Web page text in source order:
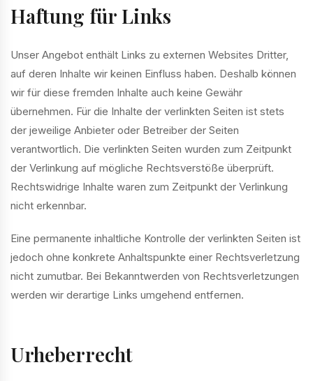
Haftung für Links
Unser Angebot enthält Links zu externen Websites Dritter,
auf deren Inhalte wir keinen Einfluss haben. Deshalb können
wir für diese fremden Inhalte auch keine Gewähr
übernehmen. Für die Inhalte der verlinkten Seiten ist stets
der jeweilige Anbieter oder Betreiber der Seiten
verantwortlich. Die verlinkten Seiten wurden zum Zeitpunkt
der Verlinkung auf mögliche Rechtsverstöße überprüft.
Rechtswidrige Inhalte waren zum Zeitpunkt der Verlinkung
nicht erkennbar.
Eine permanente inhaltliche Kontrolle der verlinkten Seiten ist
jedoch ohne konkrete Anhaltspunkte einer Rechtsverletzung
nicht zumutbar. Bei Bekanntwerden von Rechtsverletzungen
werden wir derartige Links umgehend entfernen.
Urheberrecht